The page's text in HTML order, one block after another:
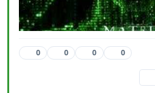
0 0 0 0